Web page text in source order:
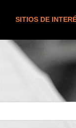
SITIOS DE